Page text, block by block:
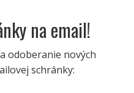
na email!
odoberanie nových
schránky: